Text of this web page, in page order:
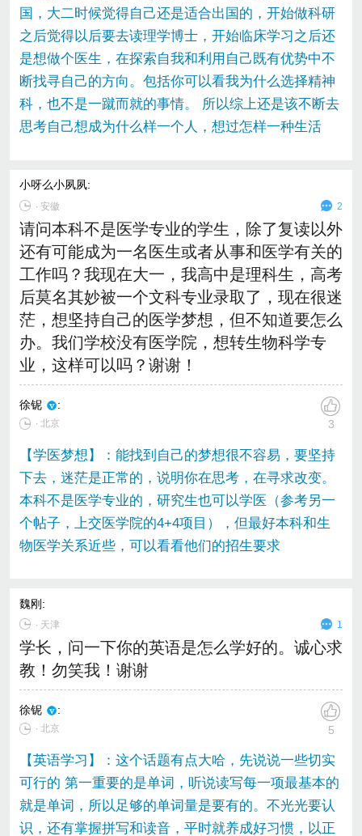
国，大二时候觉得自己还是适合出国的，开始做科研
之后觉得以后要去读理学博士，开始临床学习之后还
是想做个医生，在探索自我和利用自己既有优势中不
断找寻自己的方向。包括你可以看我为什么选择精神
科，也不是一蹴而就的事情。 所以综上还是该不断去
思考自己想成为什么样一个人，想过怎样一种生活
小呀么小夙夙:
∙安徽 2
请问本科不是医学专业的学生，除了复读以外
还有可能成为一名医生或者从事和医学有关的
工作吗？我现在大一，我高中是理科生，高考
后莫名其妙被一个文科专业录取了，现在很迷
茫，想坚持自己的医学梦想，但不知道要怎么
办。我们学校没有医学院，想转生物科学专
业，这样可以吗？谢谢！
徐铌 :
∙ 北京 3
【学医梦想】：能找到自己的梦想很不容易，要坚持
下去，迷茫是正常的，说明你在思考，在寻求改变。
本科不是医学专业的，研究生也可以学医（参考另一
个帖子，上交医学院的4+4项目），但最好本科和生
物医学关系近些，可以看看他们的招生要求
魏刚 :
∙ 天津 1
学长，问一下你的英语是怎么学好的。诚心求
教！勿笑我！谢谢
徐铌 :
∙ 北京 5
【英语学习】：这个话题有点大哈，先说说一些切实
可行的 第一重要的是单词，听说读写每一项最基本的
就是单词，所以足够的单词量是要有的。不光光要认
识，还有掌握拼写和读音，平时就养成好习惯，以正